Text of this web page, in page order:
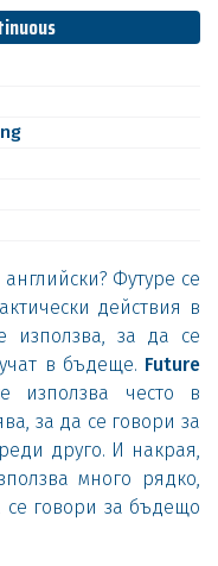
Футуре се
действия в
използва, за да се
в бъдеще. Future
използва често в
за да се говори за
друго. И накрая,
много рядко,
се говори за бъдещо